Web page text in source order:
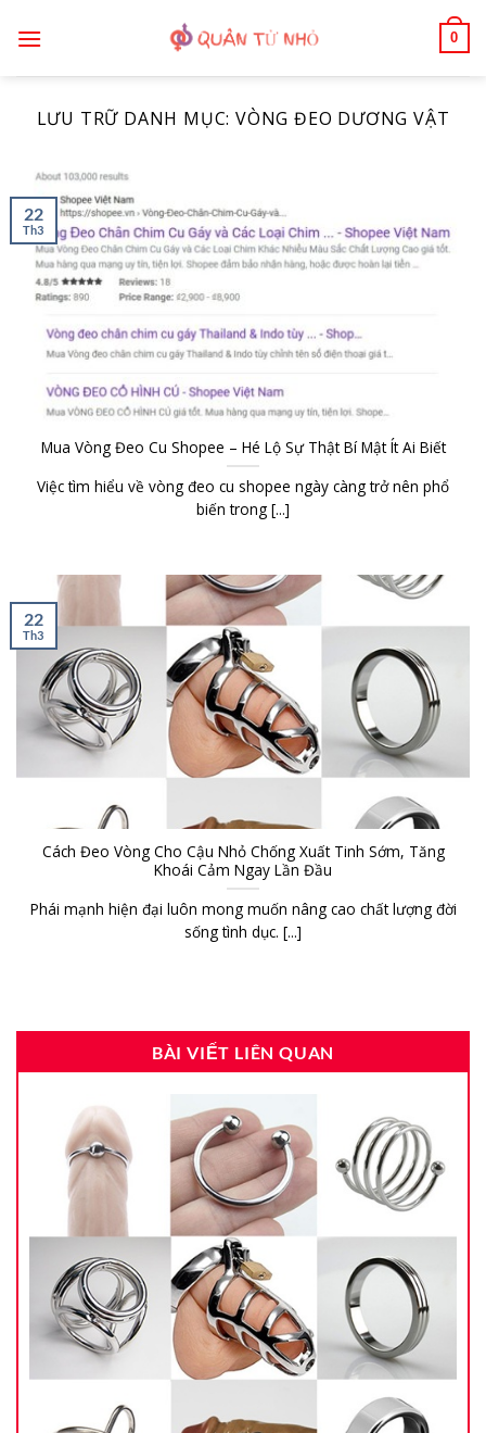
qua
0
LƯU TRỮ DANH MỤC: VÒNG ĐEO DƯƠNG VẬT
Mua Vòng Đeo Cu Shopee – Hé Lộ Sự Thật Bí Mật Ít Ai Biết
Việc tìm hiểu về vòng đeo cu shopee ngày càng trở nên phổ
biến trong [...]
22
Th3
Cách Đeo Vòng Cho Cậu Nhỏ Chống Xuất Tinh Sớm, Tăng
Khoái Cảm Ngay Lần Đầu
Phái mạnh hiện đại luôn mong muốn nâng cao chất lượng đời
sống tình dục. [...]
22
Th3
BÀI VIẾT LIÊN QUAN